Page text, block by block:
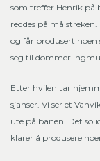
som treffer Henrik på
reddes på
og får produsert noen
seg til dommer
Etter hvilen tar
sjanser. Vi ser et
ute på banen. Det
klarer å produsere